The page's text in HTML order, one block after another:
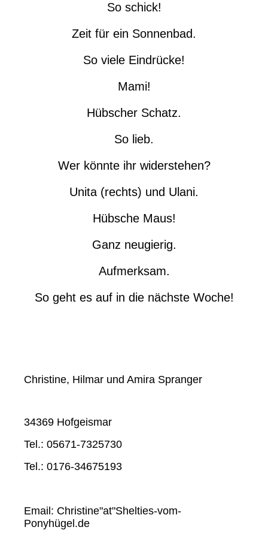
So schick!
Zeit für ein Sonnenbad.
So viele Eindrücke!
Mami!
Hübscher Schatz.
So lieb.
Wer könnte ihr widerstehen?
Unita (rechts) und Ulani.
Hübsche Maus!
Ganz neugierig.
Aufmerksam.
So geht es auf in die nächste Woche!
Christine, Hilmar und Amira Spranger
34369 Hofgeismar
Tel.: 05671-7325730
Tel.: 0176-34675193
Email: Christine"at"Shelties-vom-
Ponyhügel.de